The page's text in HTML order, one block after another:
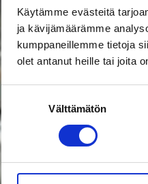
Käytämme evästeitä
ja kävijämäärämme
kumppaneillemme tietoja
olet antanut heille tai joita
valinta
Välttämätön